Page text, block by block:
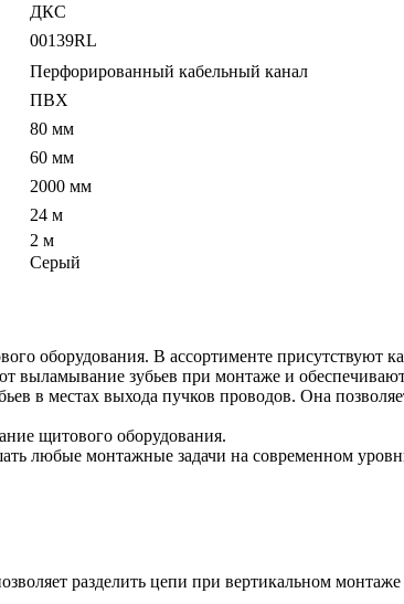
ДКС
00139RL
Перфорированный кабельный канал
ПВХ
80 мм
60 мм
2000 мм
24 м
2 м
Серый
оборудования. В ассортименте присутствуют
выламывание зубьев при монтаже и
в местах выхода пучков проводов. Она
щитового оборудования.
любые монтажные задачи на современном
разделить цепи при вертикальном